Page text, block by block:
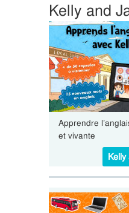
Kelly and
Apprendre
et vivante
Kelly